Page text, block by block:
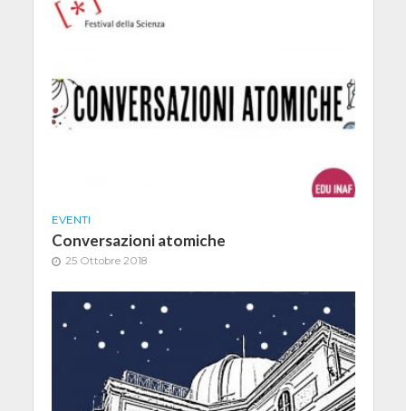
EVENTI
Conversazioni atomiche
25 Ottobre 2018